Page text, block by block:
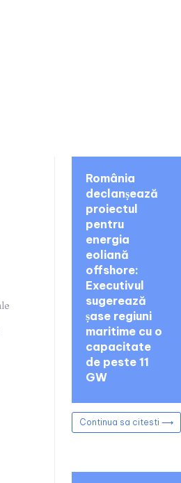
România
declanșează
proiectul
pentru
energia
eoliană
offshore:
Executivul
sugerează
șase regiuni
maritime cu o
capacitate
de peste 11
GW
Continua sa citesti ⟶